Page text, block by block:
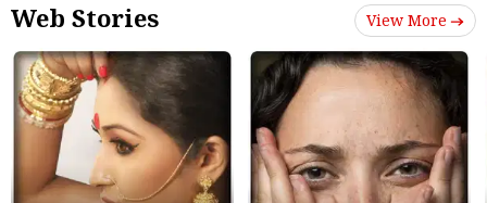
Web Stories View More